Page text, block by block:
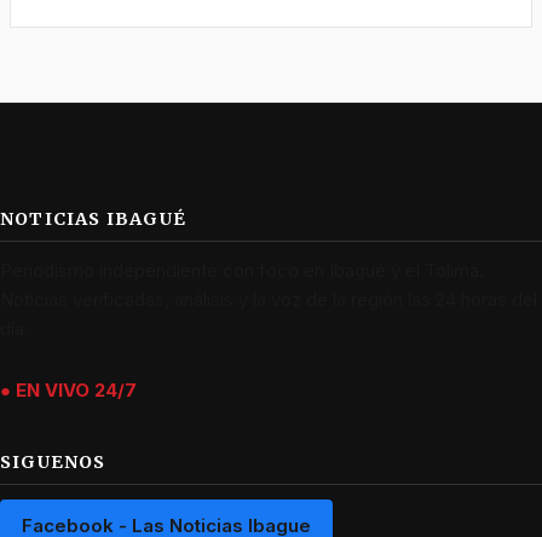
NOTICIAS IBAGUÉ
● EN VIVO 24/7
SIGUENOS
Facebook - Las Noticias Ibague